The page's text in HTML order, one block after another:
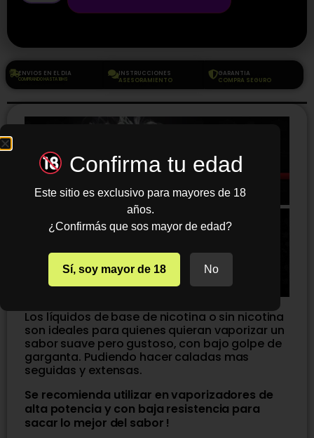
ENVIOS EN EL DIA
COMPRANDO HASTA 18HS
INSTRUCCIONES
ASESORAMIENTO
GARANTIA
COMPRA SEGURO
Los líquidos de base de nicotina o sin nicotina
son ideales para quienes quieran vaporizar un
sabor suave pero gustoso, con bajo golpe de
garganta. Pudiendo hacer caladas mas
seguidas y extensas.
Se recomienda utilizar en vaporizadores de
alta potencia y con baja resistencia para
sacar lo mejor del sabor !
Confirma tu edad
Este sitio es exclusivo para mayores de 18
años.
¿Confirmás que sos mayor de edad?
Sí, soy mayor de 18 No